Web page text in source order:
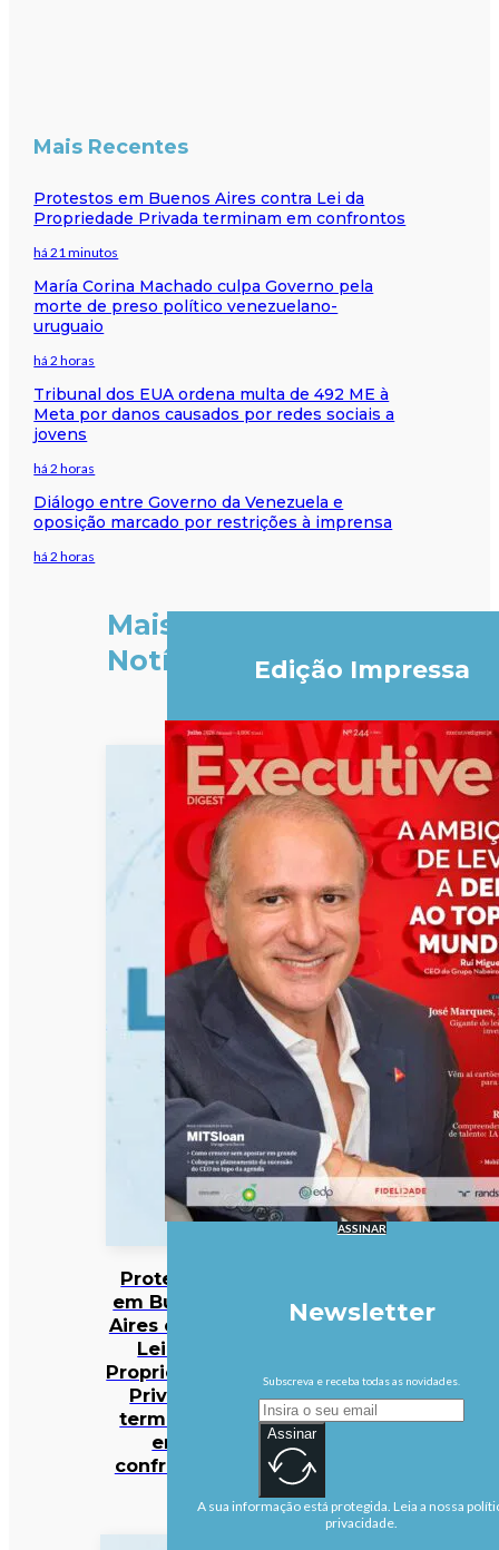
Mais Recentes
Protestos em Buenos Aires contra Lei da
Propriedade Privada terminam em confrontos
há 21 minutos
María Corina Machado culpa Governo pela
morte de preso político venezuelano-
uruguaio
há 2 horas
Tribunal dos EUA ordena multa de 492 ME à
Meta por danos causados por redes sociais a
jovens
há 2 horas
Diálogo entre Governo da Venezuela e
oposição marcado por restrições à imprensa
há 2 horas
Mais
Notícias
Protestos
em Buenos
Aires contra
Lei da
Propriedade
Privada
terminam
em
confrontos
Edição Impressa
ASSINAR
Newsletter
Subscreva e receba todas as novidades.
Assinar
A sua informação está protegida. Leia a nossa
privacidade.